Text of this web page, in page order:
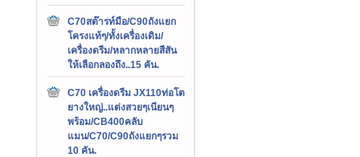
C70สต๊ารท์มือ/C90ถังแยก
โครงแท้ๆ/ทั้งเครื่องเดิม/
เครื่องดรีม/หลากหลายสีสัน
ให้เลือกลองถึง..15 คัน.
C70 เครื่องดรีม JX110ท่อโต
ยางใหญ่..แต่งสวยๆเนียนๆ
พร้อม/CB400คลับ
แมน/C70/C90ถังแยกๆรวม
10 คัน.